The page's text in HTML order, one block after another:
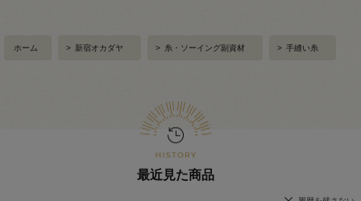
ホーム > 新宿オカダヤ > 糸・ソーイング副資材 > 手縫い糸
最近見た商品